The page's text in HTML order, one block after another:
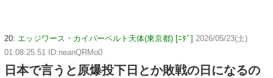
20: エッジワース・カイパーベルト天体(東京都) [ﾆﾀﾞ] 2026/05/23(土)
01:08:25.51 ID:neanQRMo0
日本で言うと原爆投下日とか敗戦の日になるの